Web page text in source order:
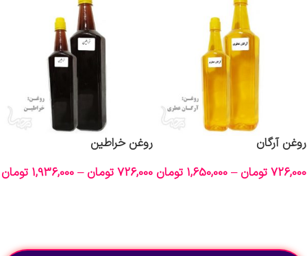
روغن آرگان
726,000تومان –
1,650,000 تومان
روغن خراطین
726,000تومان –
1,936,000 تومان